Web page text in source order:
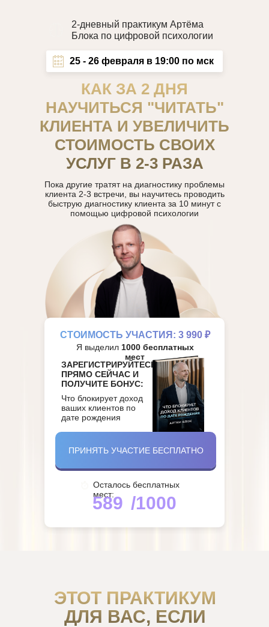
Пока другие тратят на диагностику проблемы
клиента 2-3 встречи, вы научитесь проводить
быструю диагностику клиента за 10 минут с
помощью цифровой психологии
Я выделил 1000 бесплатных
мест
Что блокирует доход
ваших клиентов по
дате рождения
ЗАРЕГИСТРИРУЙТЕСЬ
ПРЯМО СЕЙЧАС И
ПОЛУЧИТЕ БОНУС:
Осталось бесплатных
мест:
2-дневный практикум Артёма
Блока по цифровой психологии
СТОИМОСТЬ УЧАСТИЯ: 3 990 ₽
КАК ЗА 2 ДНЯ
НАУЧИТЬСЯ "ЧИТАТЬ"
КЛИЕНТА И УВЕЛИЧИТЬ
СТОИМОСТЬ СВОИХ
УСЛУГ В 2-3 РАЗА
25 - 26 февраля в 19:00 по мск
590 /1000
ПРИНЯТЬ УЧАСТИЕ БЕСПЛАТНО
ЭТОТ ПРАКТИКУМ
ДЛЯ ВАС, ЕСЛИ